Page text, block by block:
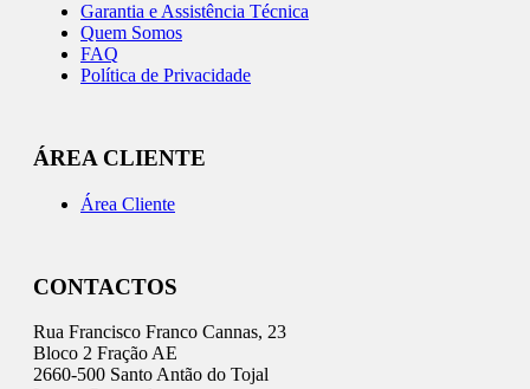
Garantia e Assistência Técnica
Quem Somos
FAQ
Política de Privacidade
ÁREA CLIENTE
Área Cliente
CONTACTOS
Rua Francisco Franco Cannas, 23
Bloco 2 Fração AE
2660-500 Santo Antão do Tojal